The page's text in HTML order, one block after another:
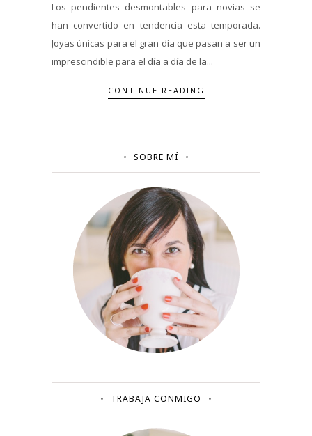
Los pendientes desmontables para novias se
han convertido en tendencia esta temporada.
Joyas únicas para el gran día que pasan a ser un
imprescindible para el día a día de la...
CONTINUE READING
SOBRE MÍ
TRABAJA CONMIGO